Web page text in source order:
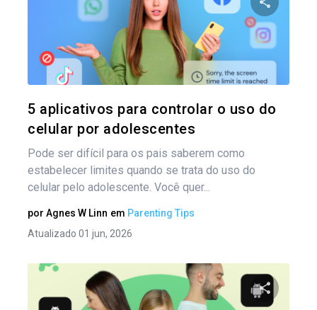
5 aplicativos para controlar o uso do
celular por adolescentes
Pode ser difícil para os pais saberem como
estabelecer limites quando se trata do uso do
celular pelo adolescente. Você quer...
por Agnes W Linn em Parenting Tips
Atualizado 01 jun, 2026